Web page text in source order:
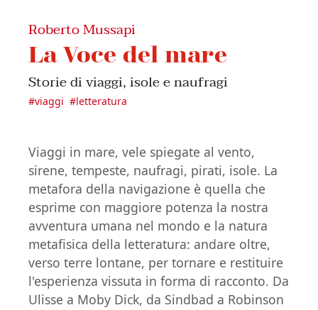
Roberto Mussapi
La Voce del mare
Storie di viaggi, isole e naufragi
#viaggi #letteratura
Viaggi in mare, vele spiegate al vento,
sirene, tempeste, naufragi, pirati, isole. La
metafora della navigazione è quella che
esprime con maggiore potenza la nostra
avventura umana nel mondo e la natura
metafisica della letteratura: andare oltre,
verso terre lontane, per tornare e restituire
l'esperienza vissuta in forma di racconto. Da
Ulisse a Moby Dick, da Sindbad a Robinson